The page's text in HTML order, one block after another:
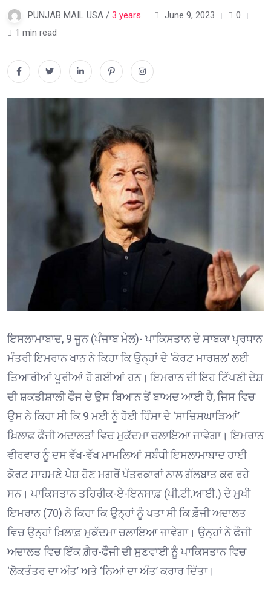
PUNJAB MAIL USA / 3 years June 9, 2023
0
1 min read
ਇਸਲਾਮਾਬਾਦ, 9 ਜੂਨ (ਪੰਜਾਬ ਮੇਲ)- ਪਾਕਿਸਤਾਨ ਦੇ ਸਾਬਕਾ ਪ੍ਰਧਾਨ
ਮੰਤਰੀ ਇਮਰਾਨ ਖਾਨ ਨੇ ਕਿਹਾ ਕਿ ਉਨ੍ਹਾਂ ਦੇ ‘ਕੋਰਟ ਮਾਰਸ਼ਲ’ ਲਈ
ਤਿਆਰੀਆਂ ਪੂਰੀਆਂ ਹੋ ਗਈਆਂ ਹਨ। ਇਮਰਾਨ ਦੀ ਇਹ ਟਿੱਪਣੀ ਦੇਸ਼
ਦੀ ਸ਼ਕਤੀਸ਼ਾਲੀ ਫੌਜ ਦੇ ਉਸ ਬਿਆਨ ਤੋਂ ਬਾਅਦ ਆਈ ਹੈ, ਜਿਸ ਵਿਚ
ਉਸ ਨੇ ਕਿਹਾ ਸੀ ਕਿ 9 ਮਈ ਨੂੰ ਹੋਈ ਹਿੰਸਾ ਦੇ ‘ਸਾਜ਼ਿਸਘਾੜਿਆਂ’
ਖ਼ਿਲਾਫ਼ ਫੌਜੀ ਅਦਾਲਤਾਂ ਵਿਚ ਮੁਕੱਦਮਾ ਚਲਾਇਆ ਜਾਵੇਗਾ। ਇਮਰਾਨ
ਵੀਰਵਾਰ ਨੂੰ ਦਸ ਵੱਖ-ਵੱਖ ਮਾਮਲਿਆਂ ਸਬੰਧੀ ਇਸਲਾਮਾਬਾਦ ਹਾਈ
ਕੋਰਟ ਸਾਹਮਣੇ ਪੇਸ਼ ਹੋਣ ਮਗਰੋਂ ਪੱਤਰਕਾਰਾਂ ਨਾਲ ਗੱਲਬਾਤ ਕਰ ਰਹੇ
ਸਨ। ਪਾਕਿਸਤਾਨ ਤਹਿਰੀਕ-ਏ-ਇਨਸਾਫ਼ (ਪੀ.ਟੀ.ਆਈ.) ਦੇ ਮੁਖੀ
ਇਮਰਾਨ (70) ਨੇ ਕਿਹਾ ਕਿ ਉਨ੍ਹਾਂ ਨੂੰ ਪਤਾ ਸੀ ਕਿ ਫ਼ੌਜੀ ਅਦਾਲਤ
ਵਿਚ ਉਨ੍ਹਾਂ ਖ਼ਿਲਾਫ਼ ਮੁਕੱਦਮਾ ਚਲਾਇਆ ਜਾਵੇਗਾ। ਉਨ੍ਹਾਂ ਨੇ ਫੌਜੀ
ਅਦਾਲਤ ਵਿਚ ਇੱਕ ਗ਼ੈਰ-ਫੌਜੀ ਦੀ ਸੁਣਵਾਈ ਨੂੰ ਪਾਕਿਸਤਾਨ ਵਿਚ
‘ਲੋਕਤੰਤਰ ਦਾ ਅੰਤ’ ਅਤੇ ‘ਨਿਆਂ ਦਾ ਅੰਤ’ ਕਰਾਰ ਦਿੱਤਾ।